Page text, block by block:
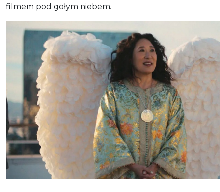
filmem pod gołym niebem.